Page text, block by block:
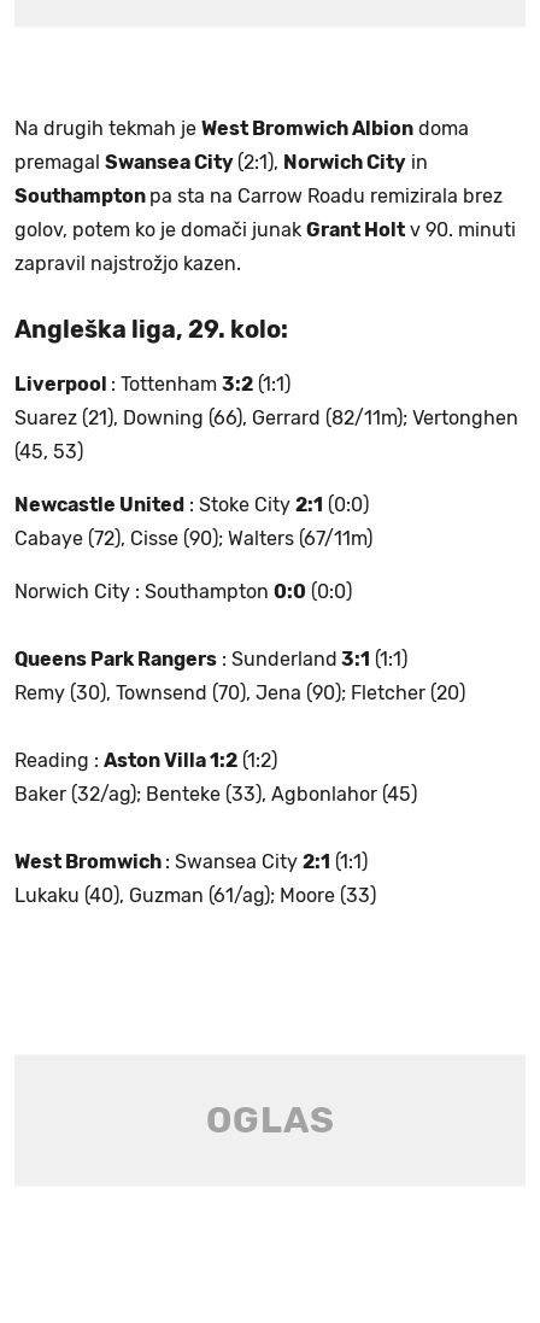
Na drugih tekmah je West Bromwich Albion doma
premagal Swansea City (2:1), Norwich City in
Southampton pa sta na Carrow Roadu remizirala brez
golov, potem ko je domači junak Grant Holt v 90. minuti
zapravil najstrožjo kazen.
Angleška liga, 29. kolo:
Liverpool : Tottenham 3:2 (1:1)
Suarez (21), Downing (66), Gerrard (82/11m); Vertonghen
(45, 53)
Newcastle United : Stoke City 2:1 (0:0)
Cabaye (72), Cisse (90); Walters (67/11m)
Norwich City : Southampton 0:0 (0:0)
Queens Park Rangers : Sunderland 3:1 (1:1)
Remy (30), Townsend (70), Jena (90); Fletcher (20)
Reading : Aston Villa 1:2 (1:2)
Baker (32/ag); Benteke (33), Agbonlahor (45)
West Bromwich : Swansea City 2:1 (1:1)
Lukaku (40), Guzman (61/ag); Moore (33)